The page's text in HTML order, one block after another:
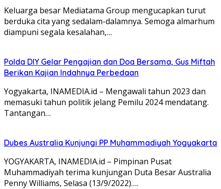
Keluarga besar Mediatama Group mengucapkan turut
berduka cita yang sedalam-dalamnya. Semoga almarhum
diampuni segala kesalahan,…
Polda DIY Gelar Pengajian dan Doa Bersama, Gus Miftah
Berikan Kajian Indahnya Perbedaan
Yogyakarta, INAMEDIA.id – Mengawali tahun 2023 dan
memasuki tahun politik jelang Pemilu 2024 mendatang.
Tantangan…
Dubes Australia Kunjungi PP Muhammadiyah Yogyakarta
YOGYAKARTA, INAMEDIA.id – Pimpinan Pusat
Muhammadiyah terima kunjungan Duta Besar Australia
Penny Williams, Selasa (13/9/2022)….